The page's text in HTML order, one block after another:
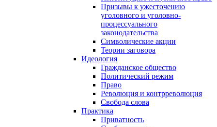
Призывы к ужесточению
уголовного и уголовно-
процессуального
законодательства
Символические акции
Теории заговора
Идеология
Гражданское общество
Политический режим
Право
Революция и контрреволюция
Свобода слова
Практика
Приватность